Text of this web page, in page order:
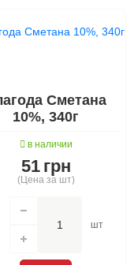
Сметана
10%, 340г
в наличии
51 грн
(Цена за шт)
шт